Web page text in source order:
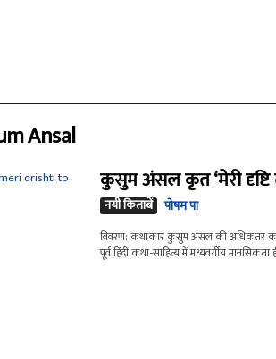
Ansal
कुसुम अंसल कृत ‘मेरी दृष्टि
नयी किताबें पोषम पा
विवरण: कथाकार कुसुम अंसल की अधिकतर
पूर्व हिंदी कथा-साहित्य में मध्यवर्गीय मानसिकता